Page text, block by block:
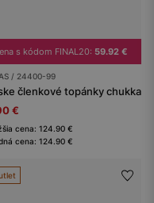
s kódom FINAL20: 59.92 €
/ 24400-99
členkové topánky chukka
€
cena: 124.90 €
cena: 124.90 €